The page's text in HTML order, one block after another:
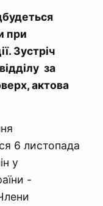
при
Зустріч
за
актова
6 листопада
у
-